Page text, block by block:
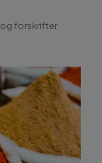
forskrifter